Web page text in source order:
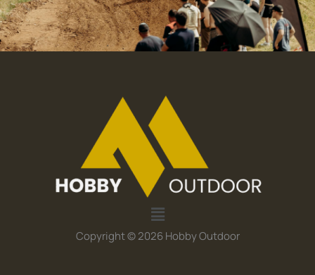
Menü
Copyright © 2026 Hobby Outdoor